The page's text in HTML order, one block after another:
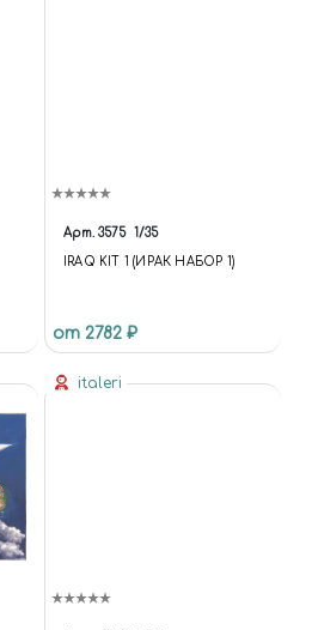
Арт. 3575 1/35
IRAQ KIT 1 (ИРАК НАБОР 1)
от 2782 ₽
italeri